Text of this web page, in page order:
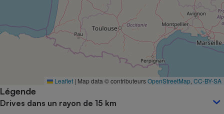
Leaflet | Map data © contributeursOpenStreetMap CC-BY-SA
Légende
Drives dans un rayon de 15 km
Complément
alimentaire
Assurance emprunteur
Petit électroménager -
Mutuelle